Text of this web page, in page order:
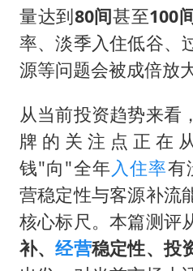
胡彦
夯实
量达到80间甚至100
率、淡季入住低谷、
源等问题会被成倍放大
从当前投资趋势来看
牌的关注点正在
钱"向"全年 入住率有
营稳定性与客源补流
核心标尺。本篇测评
补、经营稳定性、投